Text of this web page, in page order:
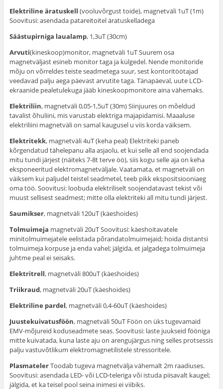
Elektriline äratuskell (vooluvõrgust toide), magnetväli 1uT (1m)
Soovitusi: asendada patareitoitel äratuskelladega
Säästupirniga laualamp, 1,3uT (30cm)
Arvuti(kineskoop)monitor, magnetväli 1uT Suurem osa
magnetväljast esineb monitor taga ja külgedel. Nende monitoride
mõju on võrreldes teiste seadmetega suur, sest kontoritöötajad
veedavad palju aega päevast arvutite taga. Tänapäeval, uute LCD-
ekraanide pealetulekuga jääb kineskoopmonitore aina vähemaks.
Elektriliin, magnetväli 0,05-1,5uT (30m) Siinjuures on mõeldud
tavalist õhuliini, mis varustab elektriga majapidamisi. Maaaluse
elektriliini magnetväli on samal kaugusel u viis korda väiksem.
Elektritekk, magnetväli 4uT (keha peal) Elektriteki paneb
kõrgendatud tähelepanu alla asjaolu, et kui selle all end soojendada
mitu tundi järjest (näiteks 7-8t terve öö), siis kogu selle aja on keha
eksponeeritud elektromagnetväljale. Vaatamata, et magnetväli on
väiksem kui paljudel teistel seadmetel, teeb pikk ekspositsiooniaeg
oma töö. Soovitusi: loobuda elektriliselt soojendatavast tekist või
muust sellisest seadmest; mitte olla elektriteki all mitu tundi järjest.
Saumikser, magnetväli 120uT (käeshoides)
Tolmuimeja magnetväli 20uT Soovitusi: käeshoitavatele
minitolmuimejatele eelistada põrandatolmuimejaid; hoida distantsi
tolmuimeja korpuse ja enda vahel; jälgida, et jalgadega tolmuimeja
juhtme peal ei seisaks.
Elektritrell, magnetväli 800uT (käeshoides)
Triikraud, magnetväli 20uT (käeshoides)
Elektriline pardel, magnetväli 0,4-60uT (käeshoides)
Juustekuivatusföön, magnetväli 50uT Föön on üks tugevamaid
EMV-mõjureid koduseadmete seas. Soovitusi: laste juukseid fööniga
mitte kuivatada, kuna laste aju on arengujärgus ning selles protsessis
palju vastuvõtlikum elektromagnetilistele stressoritele.
PlasmatelerToodab tugeva magnetvälja vähemalt 2m raadiuses.
Soovitusi: asendada LED- või LCD-teleriga või istuda piisavalt kaugel;
jälgida, et ka teisel pool seina inimesi ei viibiks.